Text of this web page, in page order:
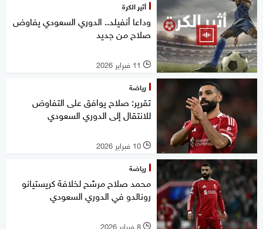
أثير الكرة
وداعا أنفيلد.. الدوري السعودي يفاوض
صلاح من جديد
l 11 فبراير 2026
رياضة
تقرير: صلاح يوافق على التفاوض
للانتقال إلى الدوري السعودي
l 10 فبراير 2026
رياضة
محمد صلاح مرشح لخلافة كريستيانو
رونالدو في الدوري السعودي
l 8 فبراير 2026